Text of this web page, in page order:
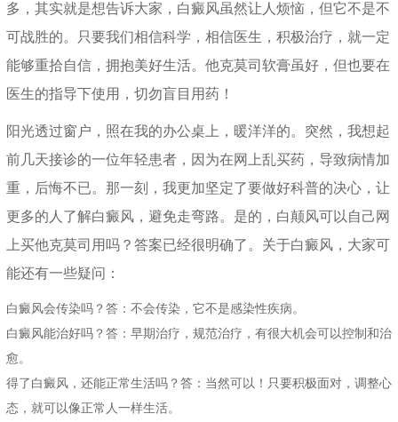
多，其实就是想告诉大家，白癜风虽然让人烦恼，但它不是不
可战胜的。只要我们相信科学，相信医生，积极治疗，就一定
能够重拾自信，拥抱美好生活。他克莫司软膏虽好，但也要在
医生的指导下使用，切勿盲目用药！
阳光透过窗户，照在我的办公桌上，暖洋洋的。突然，我想起
前几天接诊的一位年轻患者，因为在网上乱买药，导致病情加
重，后悔不已。那一刻，我更加坚定了要做好科普的决心，让
更多的人了解白癜风，避免走弯路。是的，白颠风可以自己网
上买他克莫司用吗？答案已经很明确了。关于白癜风，大家可
能还有一些疑问：
白癜风会传染吗？答：不会传染，它不是感染性疾病。
白癜风能治好吗？答：早期治疗，规范治疗，有很大机会可以控制和治
愈。
得了白癜风，还能正常生活吗？答：当然可以！只要积极面对，调整心
态，就可以像正常人一样生活。